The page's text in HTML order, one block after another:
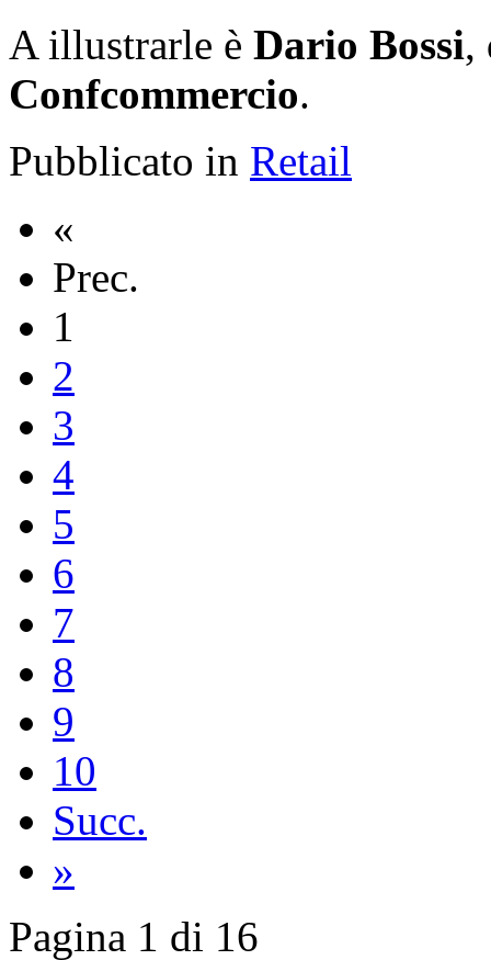
A illustrarle è Dario Bossi,
Confcommercio.
Pubblicato in Retail
«
Prec.
1
2
3
4
5
6
7
8
9
10
Succ.
»
Pagina 1 di 16